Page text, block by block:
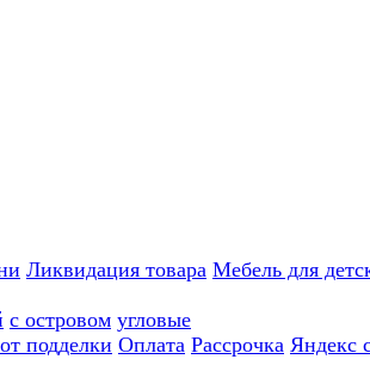
Ликвидация товара Мебель для
с островом угловые
подделки Оплата Рассрочка Яндекс